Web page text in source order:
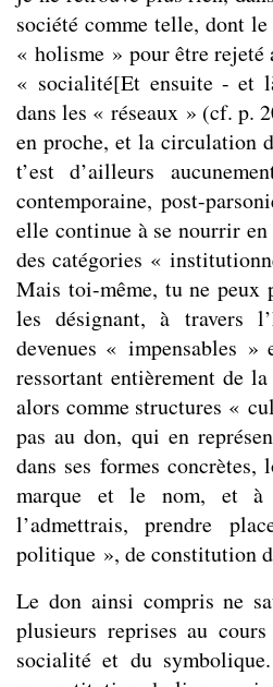
société comme telle, dont
« holisme » pour être rejeté
« socialité[Et ensuite - et
dans les « réseaux » (cf. p.
en proche, et la circulation
t’est d’ailleurs
contemporaine, post-
elle continue à se nourrir
des catégories «
Mais toi-même, tu ne peux
les désignant, à travers
devenues « impensables
ressortant entièrement de
alors comme structures «
pas au don, qui en
dans ses formes
marque et le nom, et à
l’admettrais, prendre
politique », de constitution
Le don ainsi compris ne
plusieurs reprises au
socialité et du